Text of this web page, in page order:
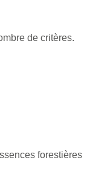
de critères.
forestières